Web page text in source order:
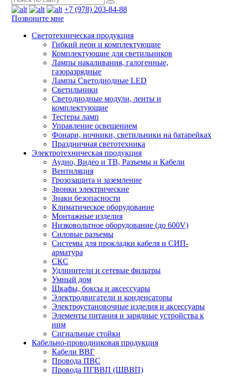
+7 (978) 203-84-88
Позвоните мне
Светотехническая продукция
Гибкий неон и комплектующие
Комплектующие для светильников
Лампы накаливания, галогенные,
газоразрядные
Лампы Светодиодные LED
Светильники
Светодиодные модули, ленты и
комплектующие
Тестеры ламп
Управление освещением
Фонари, ночники, светильники на батарейках
Праздничная светотехника
Электротехническая продукция
Аудио, Видео и ТВ, Разъемы и Кабели
Вентиляция
Грозозащита и заземление
Звонки электрические
Знаки безопасности
Климатическое оборудование
Монтажные изделия
Низковольтное оборудование (до 600V)
Силовые разъемы
Системы для прокладки кабеля и СИП-
арматура
СКС
Удлинители и сетевые фильтры
Умный дом
Шкафы, боксы и аксессуары
Электродвигатели и конденсаторы
Электроустановочные изделия и аксессуары
Элементы питания и зарядные устройства к
ним
Сигнальные стойки
Кабельно-проводниковая продукция
Кабели ВВГ
Провода ПВС
Провода ПГВВП (ШВВП)